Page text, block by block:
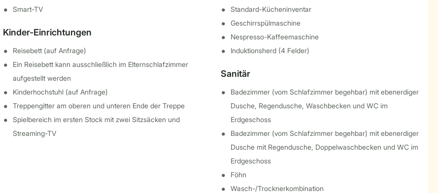
Smart-TV
Kinder-Einrichtungen
Reisebett (auf Anfrage)
Ein Reisebett kann ausschließlich im Elternschlafzimmer
aufgestellt werden
Kinderhochstuhl (auf Anfrage)
Treppengitter am oberen und unteren Ende der Treppe
Spielbereich im ersten Stock mit zwei Sitzsäcken und
Streaming-TV
Standard-Kücheninventar
Geschirrspülmaschine
Nespresso-Kaffeemaschine
Induktionsherd (4 Felder)
Sanitär
Badezimmer (vom Schlafzimmer begehbar) mit ebenerdiger
Dusche, Regendusche, Waschbecken und WC im
Erdgeschoss
Badezimmer (vom Schlafzimmer begehbar) mit ebenerdiger
Dusche mit Regendusche, Doppelwaschbecken und WC im
Erdgeschoss
Föhn
Wasch-/Trocknerkombination